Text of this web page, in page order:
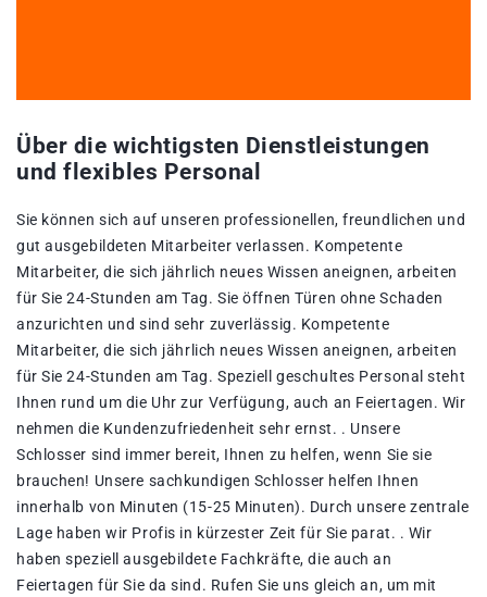
Über die wichtigsten Dienstleistungen
und flexibles Personal
Sie können sich auf unseren professionellen, freundlichen und
gut ausgebildeten Mitarbeiter verlassen. Kompetente
Mitarbeiter, die sich jährlich neues Wissen aneignen, arbeiten
für Sie 24-Stunden am Tag. Sie öffnen Türen ohne Schaden
anzurichten und sind sehr zuverlässig. Kompetente
Mitarbeiter, die sich jährlich neues Wissen aneignen, arbeiten
für Sie 24-Stunden am Tag. Speziell geschultes Personal steht
Ihnen rund um die Uhr zur Verfügung, auch an Feiertagen. Wir
nehmen die Kundenzufriedenheit sehr ernst. . Unsere
Schlosser sind immer bereit, Ihnen zu helfen, wenn Sie sie
brauchen! Unsere sachkundigen Schlosser helfen Ihnen
innerhalb von Minuten (15-25 Minuten). Durch unsere zentrale
Lage haben wir Profis in kürzester Zeit für Sie parat. . Wir
haben speziell ausgebildete Fachkräfte, die auch an
Feiertagen für Sie da sind. Rufen Sie uns gleich an, um mit